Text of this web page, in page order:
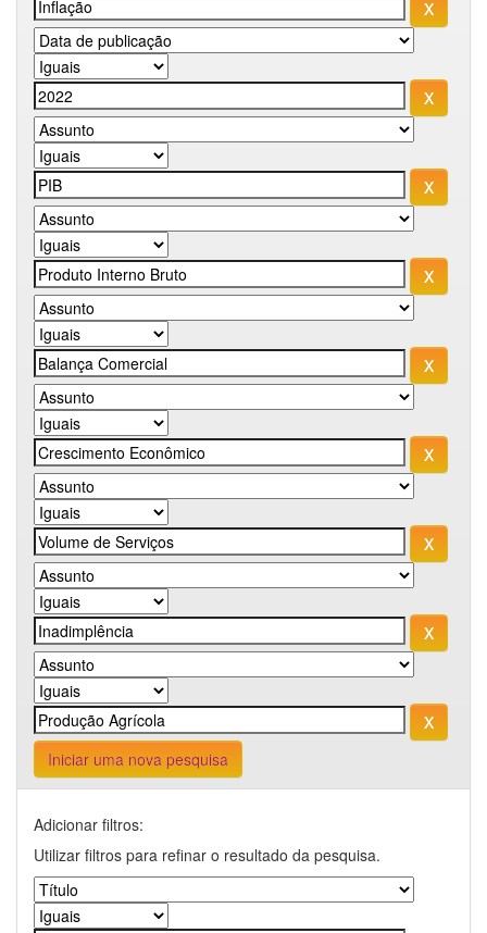
Iniciar uma nova pesquisa
Adicionar filtros:
Utilizar filtros para refinar o resultado da pesquisa.